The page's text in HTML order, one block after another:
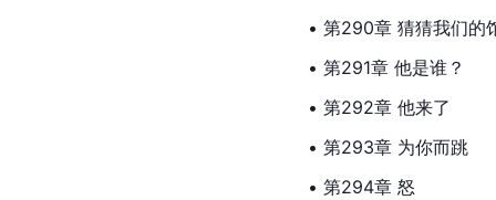
• 第290章 猜猜我们的
• 第291章 他是谁？
• 第292章 他来了
• 第293章 为你而跳
• 第294章 怒